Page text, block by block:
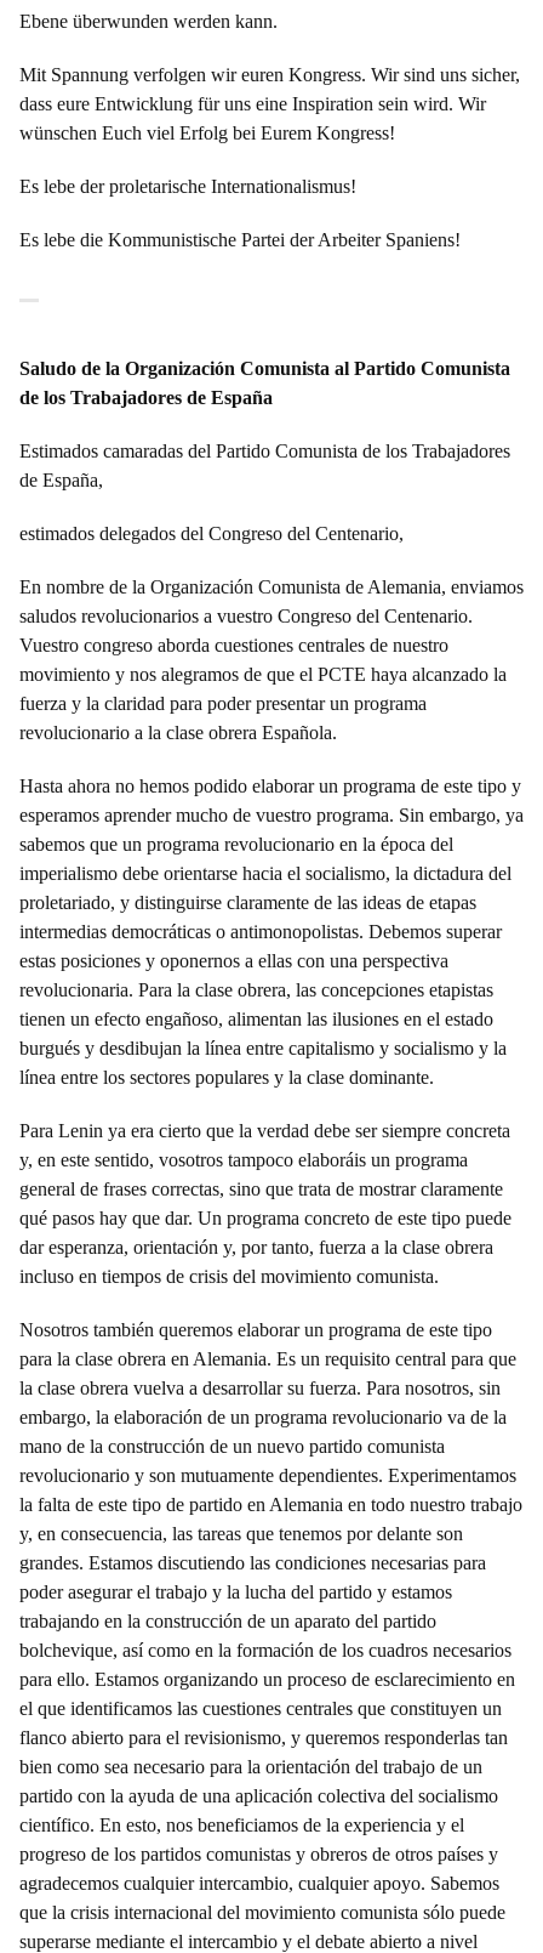
Ebene überwunden werden kann.
Mit Spannung verfolgen wir euren Kongress. Wir sind uns sicher,
dass eure Entwicklung für uns eine Inspiration sein wird. Wir
wünschen Euch viel Erfolg bei Eurem Kongress!
Es lebe der proletarische Internationalismus!
Es lebe die Kommunistische Partei der Arbeiter Spaniens!
Saludo de la Organización Comunista al Partido Comunista
de los Trabajadores de España
Estimados camaradas del Partido Comunista de los Trabajadores
de España,
estimados delegados del Congreso del Centenario,
En nombre de la Organización Comunista de Alemania, enviamos
saludos revolucionarios a vuestro Congreso del Centenario.
Vuestro congreso aborda cuestiones centrales de nuestro
movimiento y nos alegramos de que el PCTE haya alcanzado la
fuerza y la claridad para poder presentar un programa
revolucionario a la clase obrera Española.
Hasta ahora no hemos podido elaborar un programa de este tipo y
esperamos aprender mucho de vuestro programa. Sin embargo, ya
sabemos que un programa revolucionario en la época del
imperialismo debe orientarse hacia el socialismo, la dictadura del
proletariado, y distinguirse claramente de las ideas de etapas
intermedias democráticas o antimonopolistas. Debemos superar
estas posiciones y oponernos a ellas con una perspectiva
revolucionaria. Para la clase obrera, las concepciones etapistas
tienen un efecto engañoso, alimentan las ilusiones en el estado
burgués y desdibujan la línea entre capitalismo y socialismo y la
línea entre los sectores populares y la clase dominante.
Para Lenin ya era cierto que la verdad debe ser siempre concreta
y, en este sentido, vosotros tampoco elaboráis un programa
general de frases correctas, sino que trata de mostrar claramente
qué pasos hay que dar. Un programa concreto de este tipo puede
dar esperanza, orientación y, por tanto, fuerza a la clase obrera
incluso en tiempos de crisis del movimiento comunista.
Nosotros también queremos elaborar un programa de este tipo
para la clase obrera en Alemania. Es un requisito central para que
la clase obrera vuelva a desarrollar su fuerza. Para nosotros, sin
embargo, la elaboración de un programa revolucionario va de la
mano de la construcción de un nuevo partido comunista
revolucionario y son mutuamente dependientes. Experimentamos
la falta de este tipo de partido en Alemania en todo nuestro trabajo
y, en consecuencia, las tareas que tenemos por delante son
grandes. Estamos discutiendo las condiciones necesarias para
poder asegurar el trabajo y la lucha del partido y estamos
trabajando en la construcción de un aparato del partido
bolchevique, así como en la formación de los cuadros necesarios
para ello. Estamos organizando un proceso de esclarecimiento en
el que identificamos las cuestiones centrales que constituyen un
flanco abierto para el revisionismo, y queremos responderlas tan
bien como sea necesario para la orientación del trabajo de un
partido con la ayuda de una aplicación colectiva del socialismo
científico. En esto, nos beneficiamos de la experiencia y el
progreso de los partidos comunistas y obreros de otros países y
agradecemos cualquier intercambio, cualquier apoyo. Sabemos
que la crisis internacional del movimiento comunista sólo puede
superarse mediante el intercambio y el debate abierto a nivel